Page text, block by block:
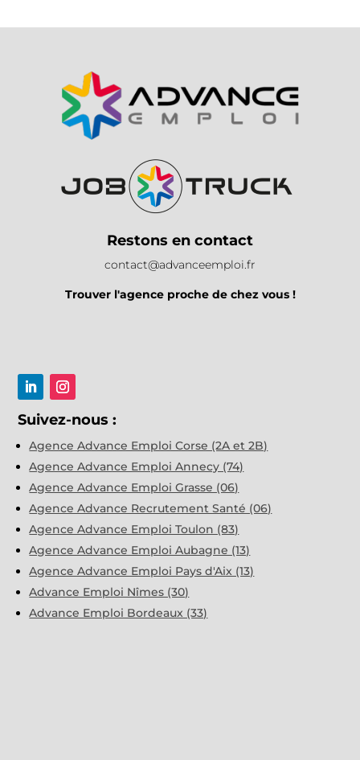
Restons en contact
contact@advanceemploi.fr
Trouver l'agence proche de chez vous !
Suivez-nous :
Agence Advance Emploi Corse (2A et 2B)
Agence Advance Emploi Annecy (74)
Agence Advance Emploi Grasse (06)
Agence Advance Recrutement Santé (06)
Agence Advance Emploi Toulon (83)
Agence Advance Emploi Aubagne (13)
Agence Advance Emploi Pays d'Aix (13)
Advance Emploi Nîmes (30)
Advance Emploi Bordeaux (33)